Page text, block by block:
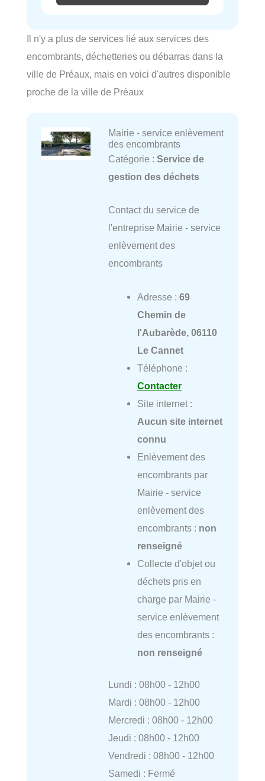
Il n'y a plus de services lié aux services des
encombrants, déchetteries ou débarras dans la
ville de Préaux, mais en voici d'autres disponible
proche de la ville de Préaux
Mairie - service enlèvement
des encombrants
Catégorie : Service de
gestion des déchets
Contact du service de
l'entreprise Mairie - service
enlèvement des
encombrants
Adresse : 69
Chemin de
l'Aubarède, 06110
Le Cannet
Téléphone :
Contacter
Site internet :
Aucun site internet
connu
Enlèvement des
encombrants par
Mairie - service
enlèvement des
encombrants : non
renseigné
Collecte d'objet ou
déchets pris en
charge par Mairie -
service enlèvement
des encombrants :
non renseigné
Lundi : 08h00 - 12h00
Mardi : 08h00 - 12h00
Mercredi : 08h00 - 12h00
Jeudi : 08h00 - 12h00
Vendredi : 08h00 - 12h00
Samedi : Fermé